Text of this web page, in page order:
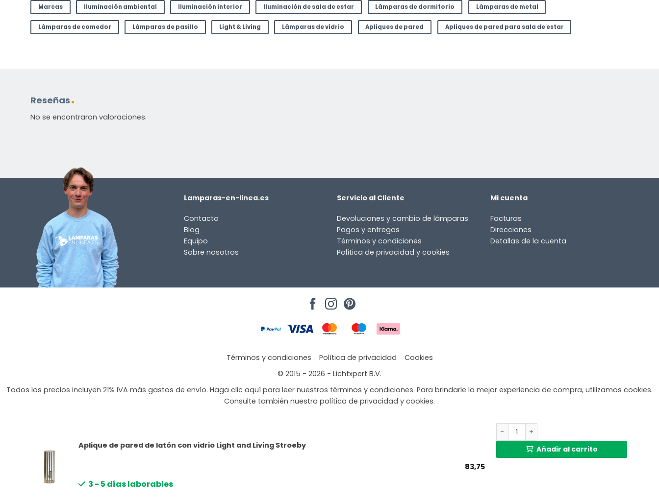
Etiqueta energética
correo electrónico a
Marcas Iluminación ambiental Iluminación interior Iluminación de sala de estar Lámparas de dormitorio Lámparas de metal
Lámparas de comedor Lámparas de pasillo Light & Living Lámparas de vidrio Apliques de pared Apliques de pared para sala de estar
Reseñas
No se encontraron valoraciones.
Lamparas-en-linea.es
Contacto
Blog
Equipo
Sobre nosotros
Servicio al Cliente
Devoluciones y cambio de lámparas
Pagos y entregas
Términos y condiciones
Política de privacidad y cookies
Mi cuenta
Facturas
Direcciones
Detallas de la cuenta
Términos y condiciones Política de privacidad
Cookies
© 2015 - 2026 - Lichtxpert B.V.
Todos los precios incluyen 21% IVA más gastos de envío. Haga clic aquí para leer nuestros términos y condiciones. Para brindarle la mejor experiencia de compra, utilizamos cookies.
Consulte también nuestra política de privacidad y cookies.
Aplique de pared de latón con vidrio Light and Living Stroeby
83,75
3 - 5 días laborables
Aplique de pared de latón con vidrio Light
Añadir al carrito